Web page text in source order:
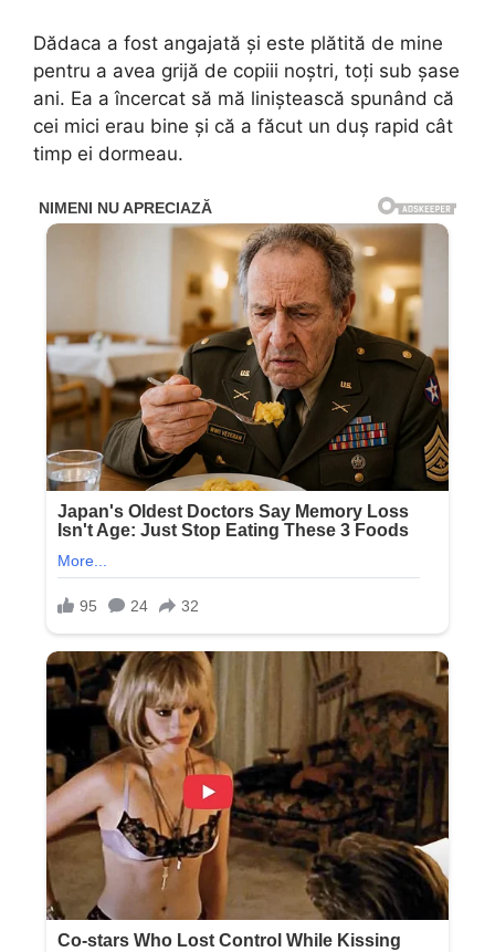
Dădaca a fost angajată și este plătită de mine
pentru a avea grijă de copiii noștri, toți sub șase
ani. Ea a încercat să mă liniștească spunând că
cei mici erau bine și că a făcut un duș rapid cât
timp ei dormeau.